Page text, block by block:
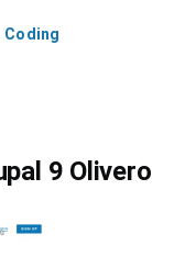
Coding
9 Olivero